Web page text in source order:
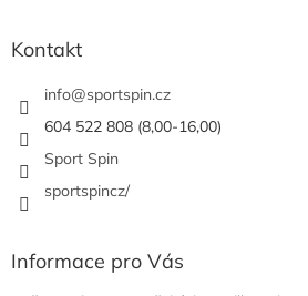
Kontakt
info@sportspin.cz
604 522 808 (8,00-16,00)
Sport Spin
sportspincz/
Informace pro Vás